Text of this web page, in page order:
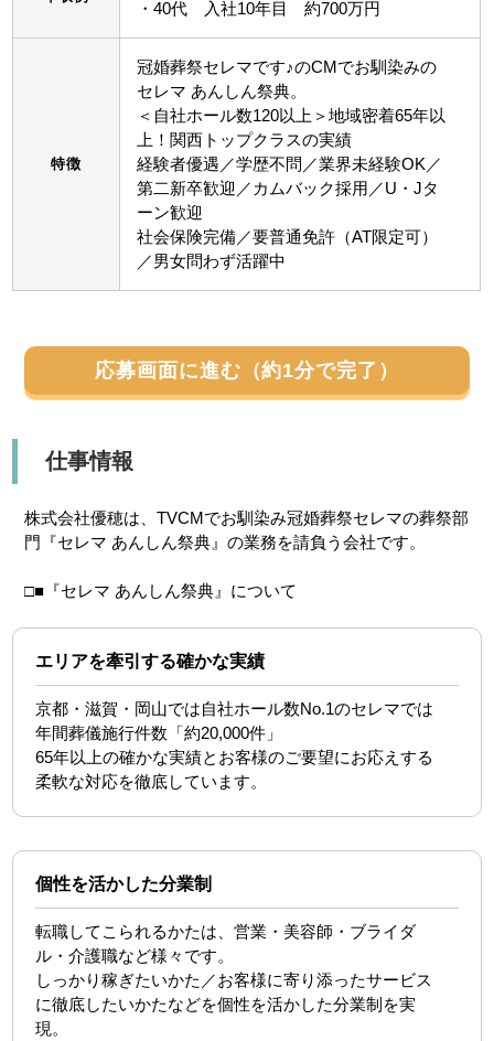
・40代 入社10年目 約700万円
特徴
冠婚葬祭セレマです♪のCMでお馴染みの
セレマ あんしん祭典。
＜自社ホール数120以上＞地域密着65年以
上！関西トップクラスの実績
経験者優遇／学歴不問／業界未経験OK／
第二新卒歓迎／カムバック採用／U・Jタ
ーン歓迎
社会保険完備／要普通免許（AT限定可）
／男女問わず活躍中
応募画面に進む（約1分で完了）
仕事情報
株式会社優穂は、TVCMでお馴染み冠婚葬祭セレマの葬祭部
門『セレマ あんしん祭典』の業務を請負う会社です。
□■『セレマ あんしん祭典』について
エリアを牽引する確かな実績
京都・滋賀・岡山では自社ホール数No.1のセレマでは
年間葬儀施行件数「約20,000件」
65年以上の確かな実績とお客様のご要望にお応えする
柔軟な対応を徹底しています。
個性を活かした分業制
転職してこられるかたは、営業・美容師・ブライダ
ル・介護職など様々です。
しっかり稼ぎたいかた／お客様に寄り添ったサービス
に徹底したいかたなどを個性を活かした分業制を実
現。